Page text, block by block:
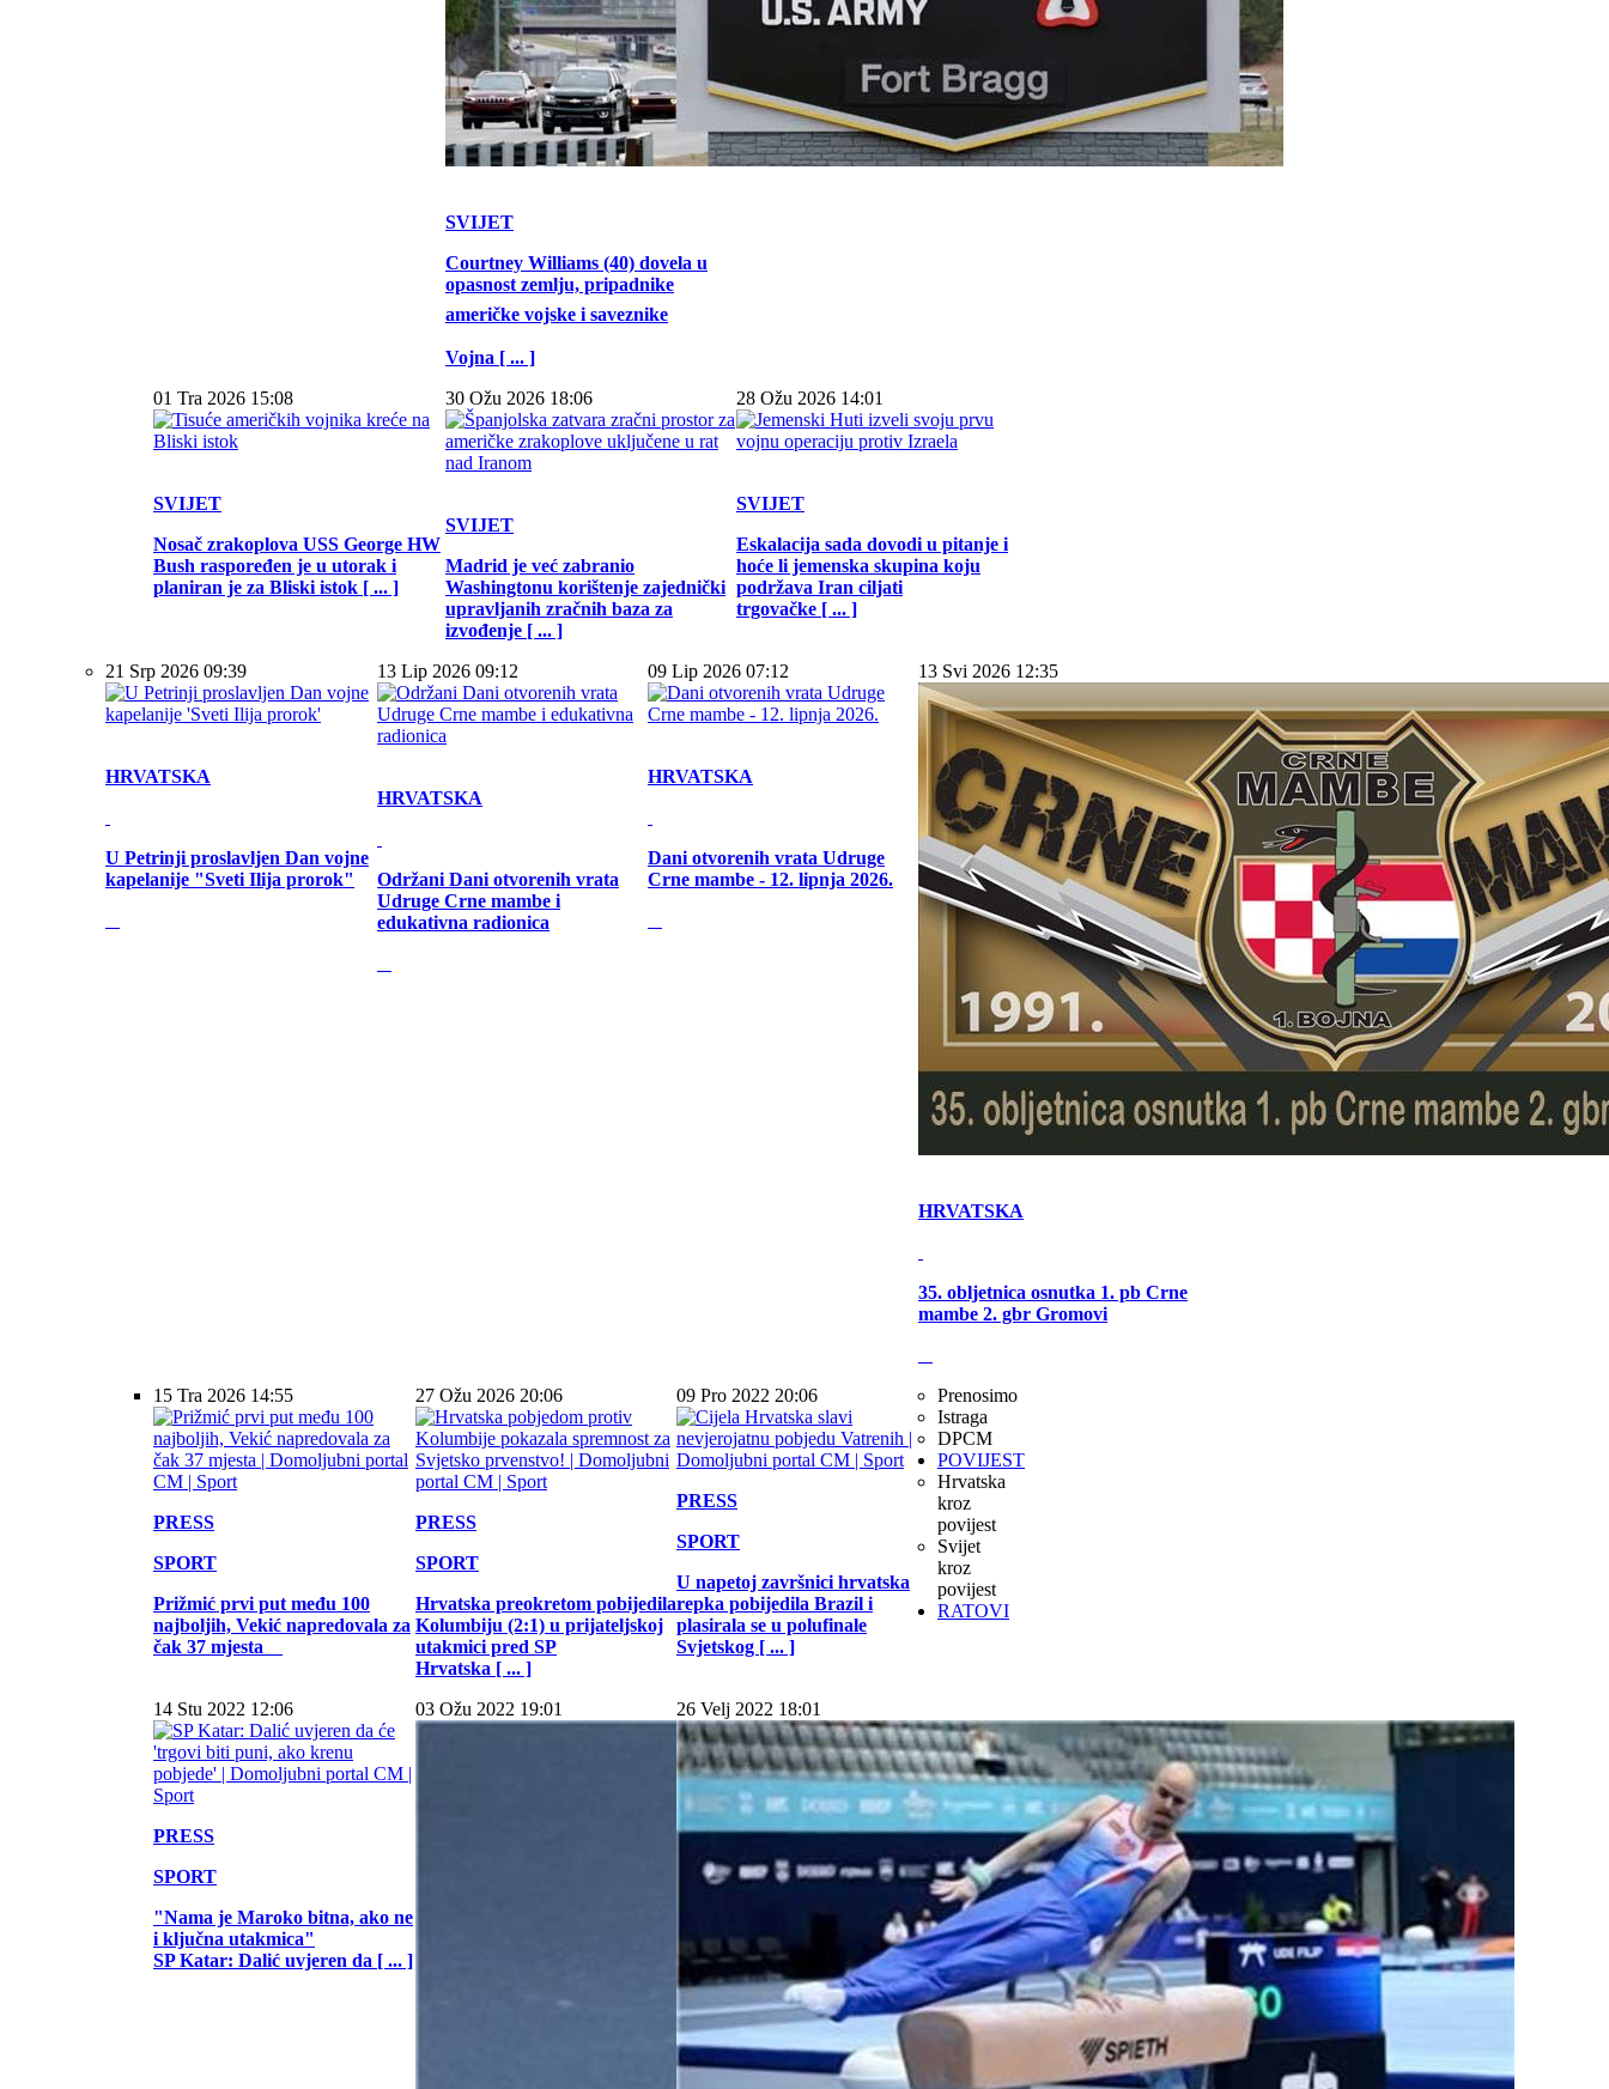
SVIJET
Courtney Williams (40) dovela u
opasnost zemlju, pripadnike
američke vojske i saveznike
Vojna [ ... ]
01 Tra 2026 15:08
SVIJET
Nosač zrakoplova USS George HW
Bush raspoređen je u utorak i
planiran je za Bliski istok [ ... ]
30 Ožu 2026 18:06
SVIJET
Madrid je već zabranio
Washingtonu korištenje zajednički
upravljanih zračnih baza za
izvođenje [ ... ]
28 Ožu 2026 14:01
SVIJET
Eskalacija sada dovodi u pitanje i
hoće li jemenska skupina koju
podržava Iran ciljati
trgovačke [ ... ]
21 Srp 2026 09:39
HRVATSKA
U Petrinji proslavljen Dan vojne
kapelanije "Sveti Ilija prorok"
13 Lip 2026 09:12
HRVATSKA
Održani Dani otvorenih vrata
Udruge Crne mambe i
edukativna radionica
09 Lip 2026 07:12
HRVATSKA
Dani otvorenih vrata Udruge
Crne mambe - 12. lipnja 2026.
13 Svi 2026 12:35
HRVATSKA
35. obljetnica osnutka 1. pb Crne
mambe 2. gbr Gromovi
15 Tra 2026 14:55
PRESS
SPORT
Prižmić prvi put među 100
najboljih, Vekić napredovala za
čak 37 mjesta
27 Ožu 2026 20:06
PRESS
SPORT
Hrvatska preokretom pobijedila
Kolumbiju (2:1) u prijateljskoj
utakmici pred SP
Hrvatska [ ... ]
09 Pro 2022 20:06
PRESS
SPORT
U napetoj završnici hrvatska
repka pobijedila Brazil i
plasirala se u polufinale
Svjetskog [ ... ]
14 Stu 2022 12:06
PRESS
SPORT
"Nama je Maroko bitna, ako ne
i ključna utakmica"
SP Katar: Dalić uvjeren da [ ... ]
03 Ožu 2022 19:01 26 Velj 2022 18:01
Prenosimo
Istraga
DPCM
POVIJEST
Hrvatska
kroz
povijest
Svijet
kroz
povijest
RATOVI